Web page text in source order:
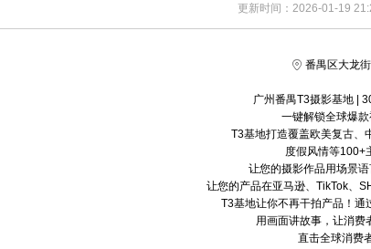
更新时间：2026-01-19
番禺区大龙
广州番禺T3摄影基地 |
一键解锁全球爆款
T3基地打造覆盖欧美复古、
度假风情等100+
让您的摄影作品用场景语
让您的产品在亚马逊、TikTok、
T3基地让你不再干拍产品！通
用画面讲故事，让消费
直击全球消费